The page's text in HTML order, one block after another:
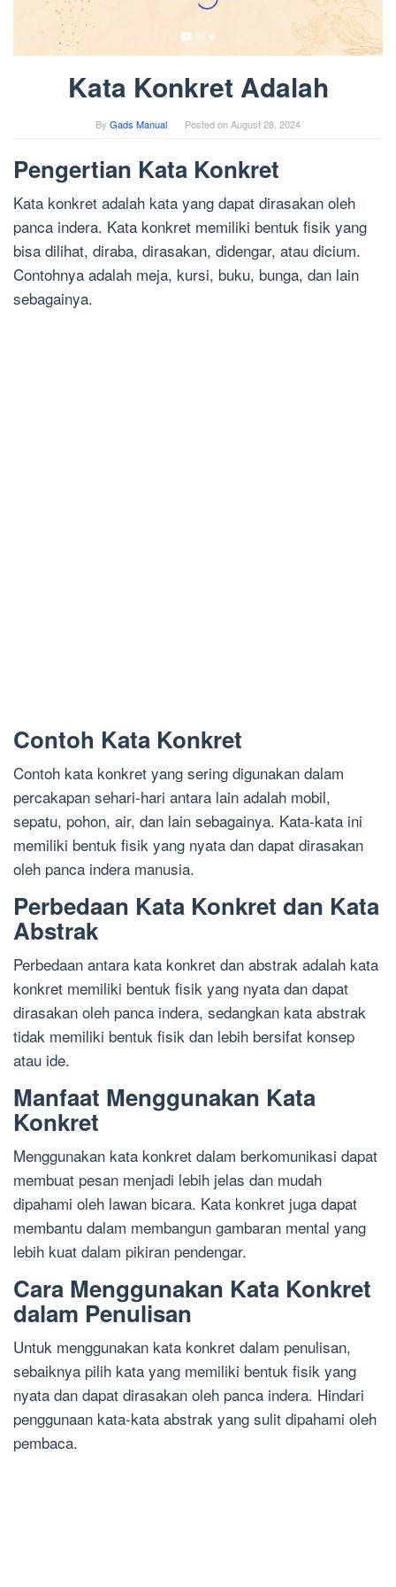
Kata Konkret Adalah
By Gads Manual Posted onAugust 28, 2024
Pengertian Kata Konkret
Kata konkret adalah kata yang dapat dirasakan oleh
panca indera. Kata konkret memiliki bentuk fisik yang
bisa dilihat, diraba, dirasakan, didengar, atau dicium.
Contohnya adalah meja, kursi, buku, bunga, dan lain
sebagainya.
Contoh Kata Konkret
Contoh kata konkret yang sering digunakan dalam
percakapan sehari-hari antara lain adalah mobil,
sepatu, pohon, air, dan lain sebagainya. Kata-kata ini
memiliki bentuk fisik yang nyata dan dapat dirasakan
oleh panca indera manusia.
Perbedaan Kata Konkret dan Kata
Abstrak
Perbedaan antara kata konkret dan abstrak adalah kata
konkret memiliki bentuk fisik yang nyata dan dapat
dirasakan oleh panca indera, sedangkan kata abstrak
tidak memiliki bentuk fisik dan lebih bersifat konsep
atau ide.
Manfaat Menggunakan Kata
Konkret
Menggunakan kata konkret dalam berkomunikasi dapat
membuat pesan menjadi lebih jelas dan mudah
dipahami oleh lawan bicara. Kata konkret juga dapat
membantu dalam membangun gambaran mental yang
lebih kuat dalam pikiran pendengar.
Cara Menggunakan Kata Konkret
dalam Penulisan
Untuk menggunakan kata konkret dalam penulisan,
sebaiknya pilih kata yang memiliki bentuk fisik yang
nyata dan dapat dirasakan oleh panca indera. Hindari
penggunaan kata-kata abstrak yang sulit dipahami oleh
pembaca.